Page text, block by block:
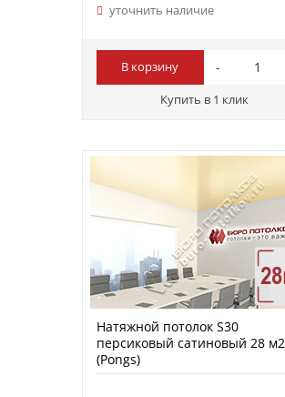
уточнить наличие
В корзину
Купить в 1 клик
Натяжной потолок S30
персиковый сатиновый 28 м2
(Pongs)